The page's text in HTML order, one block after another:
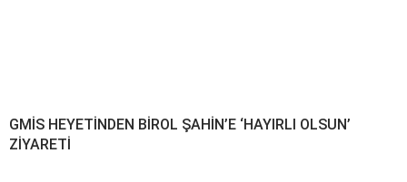
GMİS HEYETİNDEN BİROL ŞAHİN’E ‘HAYIRLI OLSUN’
ZİYARETİ